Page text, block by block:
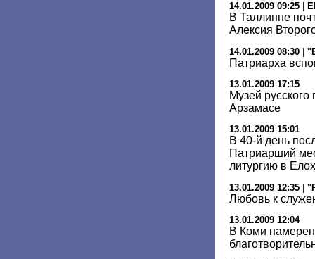
14.01.2009 09:25
В Таллинне
Алексия
14.01.2009 08:30 |
Патриарха
13.01.2009 17:15
Музей
Арзамасе
13.01.2009 15:01
В 40-й день
Патриарший
литургию в
13.01.2009 12:35 |
Любовь к
13.01.2009 12:04
В Коми